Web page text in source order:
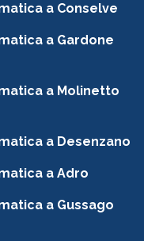
a Conselve
a Gardone
a Molinetto
a Desenzano
a Adro
a Gussago